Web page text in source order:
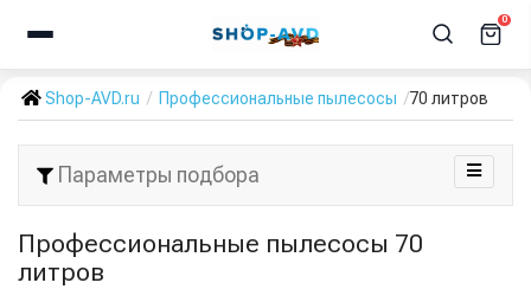
0
Shop-AVD.ru Профессиональные пылесосы 70 литров
Параметры подбора
Профессиональные пылесосы 70
литров